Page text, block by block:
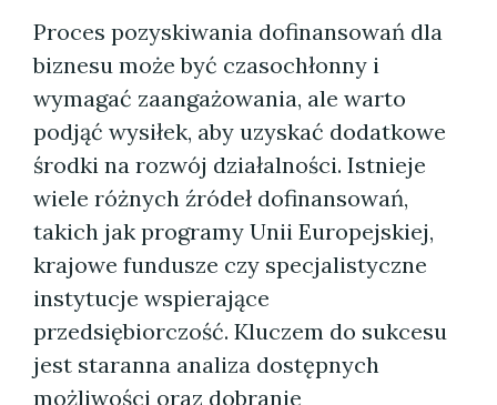
Proces pozyskiwania dofinansowań dla
biznesu może być czasochłonny i
wymagać zaangażowania, ale warto
podjąć wysiłek, aby uzyskać dodatkowe
środki na rozwój działalności. Istnieje
wiele różnych źródeł dofinansowań,
takich jak programy Unii Europejskiej,
krajowe fundusze czy specjalistyczne
instytucje wspierające
przedsiębiorczość. Kluczem do sukcesu
jest staranna analiza dostępnych
możliwości oraz dobranie